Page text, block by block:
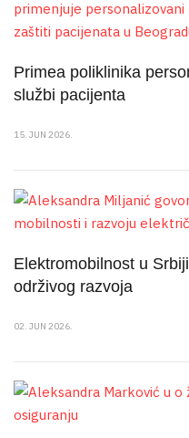
Primea poliklinika
službi pacijenta
15. JUN 2026.
Elektromobilnost u
održivog razvoja
02. JUN 2026.